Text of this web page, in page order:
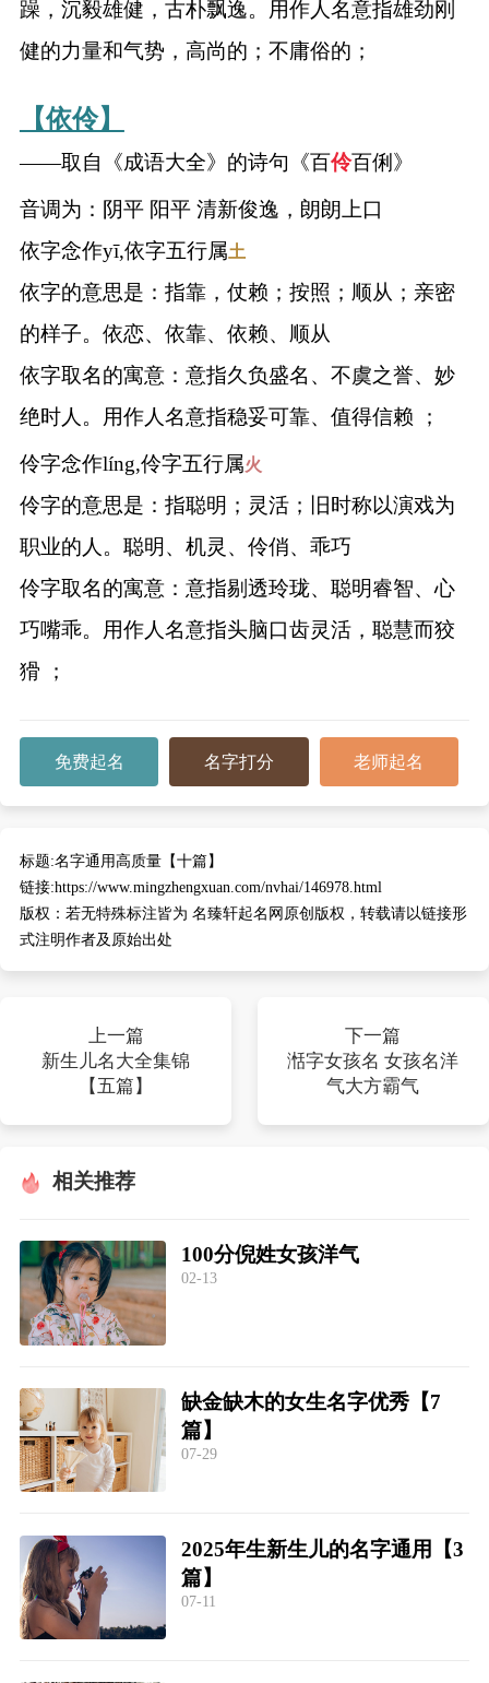
躁，沉毅雄健，古朴飘逸。用作人名意指雄劲刚
健的力量和气势，高尚的；不庸俗的；
【依伶】
——取自《成语大全》的诗句《百伶百俐》
音调为：阴平 阳平 清新俊逸，朗朗上口
依字念作yī,依字五行属土
依字的意思是：指靠，仗赖；按照；顺从；亲密
的样子。依恋、依靠、依赖、顺从
依字取名的寓意：意指久负盛名、不虞之誉、妙
绝时人。用作人名意指稳妥可靠、值得信赖 ；
伶字念作líng,伶字五行属火
伶字的意思是：指聪明；灵活；旧时称以演戏为
职业的人。聪明、机灵、伶俏、乖巧
伶字取名的寓意：意指剔透玲珑、聪明睿智、心
巧嘴乖。用作人名意指头脑口齿灵活，聪慧而狡
猾 ；
免费起名 名字打分 老师起名
标题:名字通用高质量【十篇】
链接:https://www.mingzhengxuan.com/nvhai/146978.html
版权： 若无特殊标注皆为 名臻轩起名网原创版权，转载请以链接形
式注明作者及原始出处
上一篇
新生儿名大全集锦
【五篇】
下一篇
湉字女孩名 女孩名洋
气大方霸气
相关推荐
100分倪姓女孩洋气
02-13
缺金缺木的女生名字优秀【7
篇】
07-29
2025年生新生儿的名字通用【3
篇】
07-11